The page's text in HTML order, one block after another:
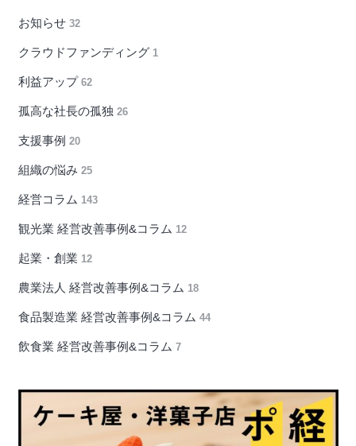
お知らせ 32
クラウドファンディング 1
利益アップ 62
孤高な社長の孤独 26
支援事例 20
組織の悩み 25
経営コラム 143
観光業 経営改善事例&コラム 12
起業・創業 12
農業法人 経営改善事例&コラム 18
食品製造業 経営改善事例&コラム 44
飲食業 経営改善事例&コラム 7